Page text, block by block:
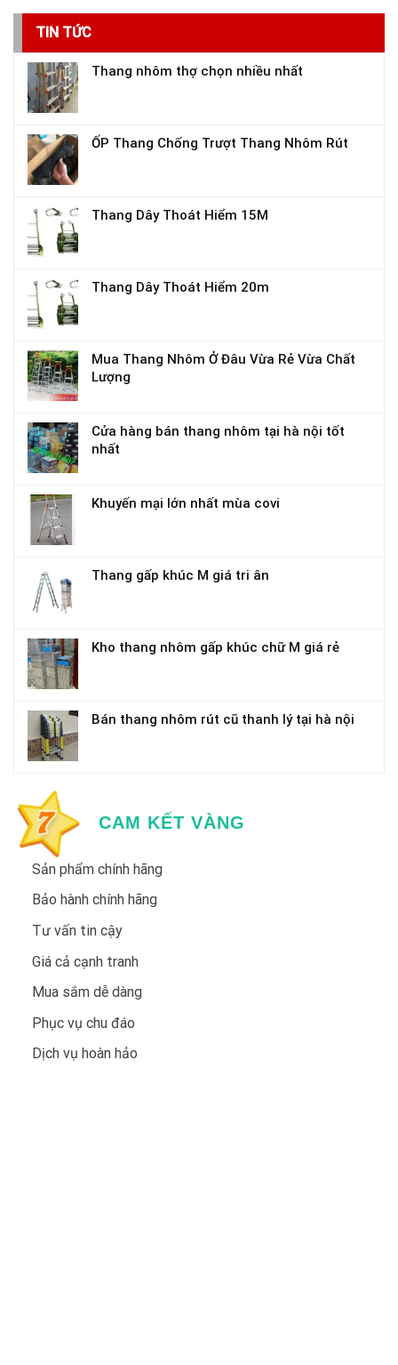
TIN TỨC
Thang nhôm thợ chọn nhiều nhất
ỐP Thang Chống Trượt Thang Nhôm Rút
Thang Dây Thoát Hiểm 15M
Thang Dây Thoát Hiểm 20m
Mua Thang Nhôm Ở Đâu Vừa Rẻ Vừa Chất
Lượng
Cửa hàng bán thang nhôm tại hà nội tốt
nhất
Khuyến mại lớn nhất mùa covi
Thang gấp khúc M giá tri ân
Kho thang nhôm gấp khúc chữ M giá rẻ
Bán thang nhôm rút cũ thanh lý tại hà nội
CAM KẾT VÀNG
Sản phẩm chính hãng
Bảo hành chính hãng
Tư vấn tin cậy
Giá cả cạnh tranh
Mua sắm dễ dàng
Phục vụ chu đáo
Dịch vụ hoàn hảo